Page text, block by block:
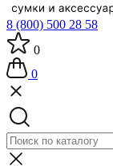
8 (800) 500 28 58
0
0